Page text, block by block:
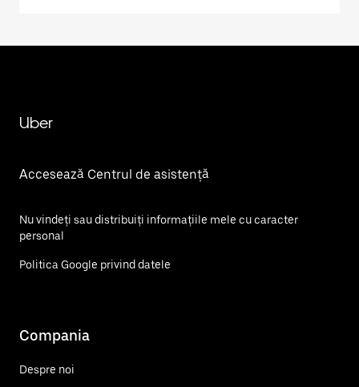
Uber
Accesează Centrul de asistență
Nu vindeți sau distribuiți informațiile mele cu caracter
personal
Politica Google privind datele
Compania
Despre noi